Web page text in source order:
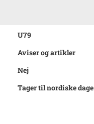
U79
Aviser og artikler
Nej
Tager til nordiske dage